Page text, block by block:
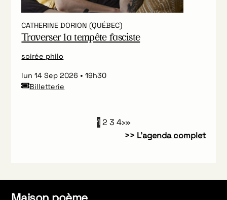
CATHERINE DORION (QUÉBEC)
Traverser la tempête fasciste
soirée philo
lun 14 Sep 2026
19h30
Billetterie
1 2 3 4›»
>> L’agenda complet